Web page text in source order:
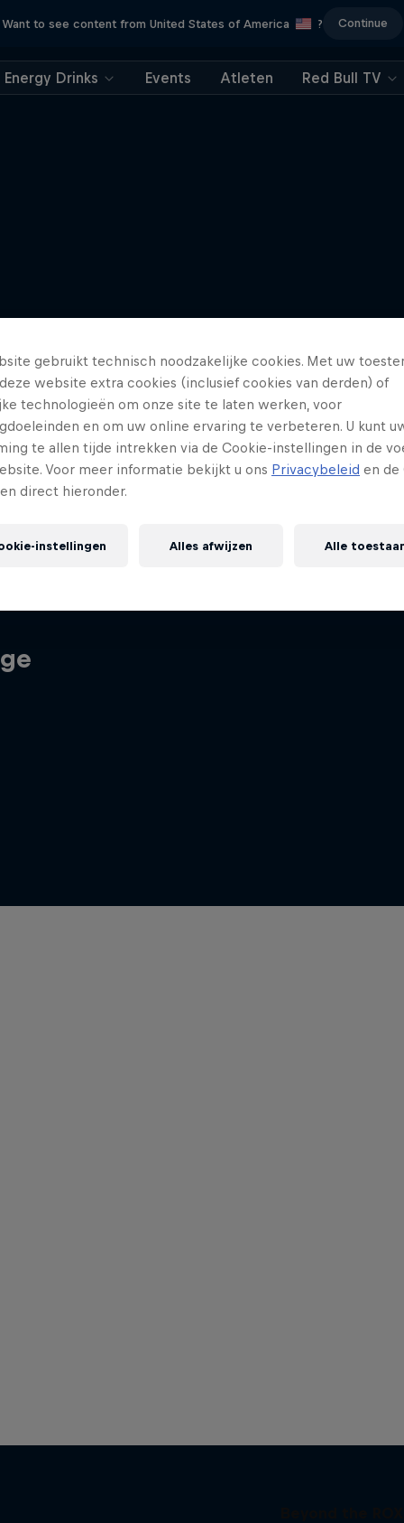
Want to see content from United States of America ? Continue
Energy Drinks Events Atleten Red Bull TV
gebruikt technisch noodzakelijke cookies. Met uw
website extra cookies (inclusief cookies van derden) of
technologieën om onze site te laten werken, voor
en om uw online ervaring te verbeteren. U kunt
te allen tijde intrekken via de Cookie-instellingen in de
Voor meer informatie bekijkt u ons Privacybeleid en de
direct hieronder.
instellingen Alles afwijzen Alle